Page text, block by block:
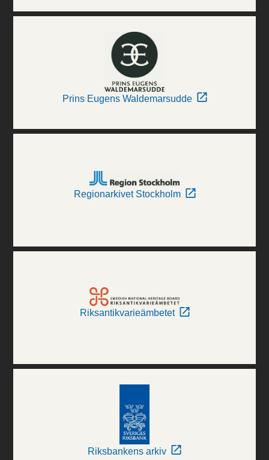
Prins Eugens Waldemarsudde
Regionarkivet Stockholm
Riksantikvarieämbetet
Riksbankens arkiv